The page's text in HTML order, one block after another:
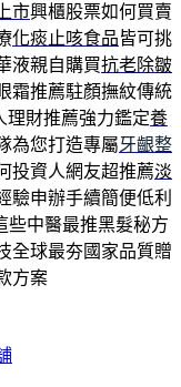
市興櫃股票如何買賣
化痰止咳食品皆可挑
液親自購買抗老除皺
霜推薦駐顏撫紋傳統
理財推薦強力鑑定養
為您打造專屬牙齦整
投資人網友超推薦淡
驗申辦手續簡便低利
些中醫最推黑髮秘方
全球最夯國家品質贈
方案